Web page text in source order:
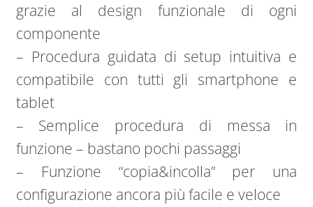
grazie al design funzionale di ogni
componente
– Procedura guidata di setup intuitiva e
compatibile con tutti gli smartphone e
tablet
– Semplice procedura di messa in
funzione – bastano pochi passaggi
– Funzione “copia&incolla” per una
configurazione ancora più facile e veloce